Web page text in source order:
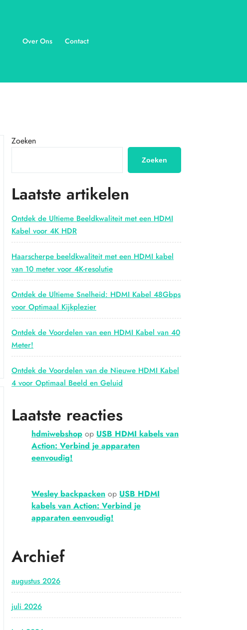
Over Ons Contact
Zoeken
Zoeken
Laatste artikelen
Ontdek de Ultieme Beeldkwaliteit met een HDMI
Kabel voor 4K HDR
Haarscherpe beeldkwaliteit met een HDMI kabel
van 10 meter voor 4K-resolutie
Ontdek de Ultieme Snelheid: HDMI Kabel 48Gbps
voor Optimaal Kijkplezier
Ontdek de Voordelen van een HDMI Kabel van 40
Meter!
Ontdek de Voordelen van de Nieuwe HDMI Kabel
4 voor Optimaal Beeld en Geluid
Laatste reacties
hdmiwebshop op USB HDMI kabels van
Action: Verbind je apparaten
eenvoudig!
Wesley backpacken op USB HDMI
kabels van Action: Verbind je
apparaten eenvoudig!
Archief
augustus 2026
juli 2026